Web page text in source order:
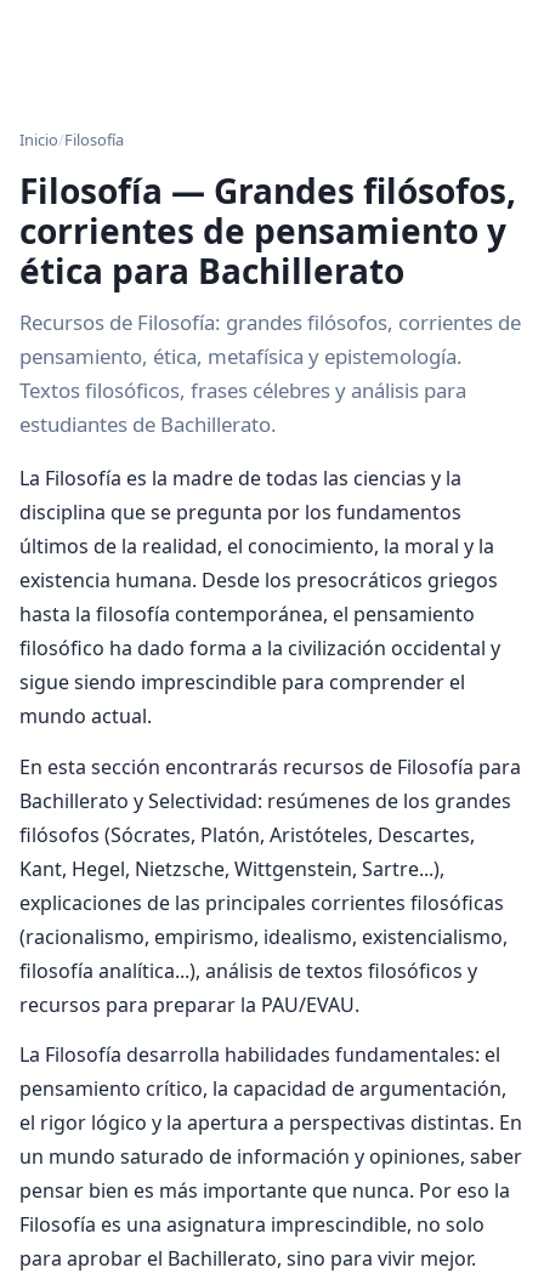
Inicio/Filosofía
Filosofía — Grandes filósofos,
corrientes de pensamiento y
ética para Bachillerato
Recursos de Filosofía: grandes filósofos, corrientes de
pensamiento, ética, metafísica y epistemología.
Textos filosóficos, frases célebres y análisis para
estudiantes de Bachillerato.
La Filosofía es la madre de todas las ciencias y la
disciplina que se pregunta por los fundamentos
últimos de la realidad, el conocimiento, la moral y la
existencia humana. Desde los presocráticos griegos
hasta la filosofía contemporánea, el pensamiento
filosófico ha dado forma a la civilización occidental y
sigue siendo imprescindible para comprender el
mundo actual.
En esta sección encontrarás recursos de Filosofía para
Bachillerato y Selectividad: resúmenes de los grandes
filósofos (Sócrates, Platón, Aristóteles, Descartes,
Kant, Hegel, Nietzsche, Wittgenstein, Sartre...),
explicaciones de las principales corrientes filosóficas
(racionalismo, empirismo, idealismo, existencialismo,
filosofía analítica...), análisis de textos filosóficos y
recursos para preparar la PAU/EVAU.
La Filosofía desarrolla habilidades fundamentales: el
pensamiento crítico, la capacidad de argumentación,
el rigor lógico y la apertura a perspectivas distintas. En
un mundo saturado de información y opiniones, saber
pensar bien es más importante que nunca. Por eso la
Filosofía es una asignatura imprescindible, no solo
para aprobar el Bachillerato, sino para vivir mejor.